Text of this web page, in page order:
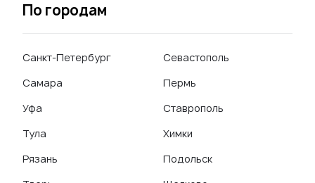
По городам
Санкт-Петербург
Самара
Уфа
Тула
Рязань
Севастополь
Пермь
Ставрополь
Химки
Подольск